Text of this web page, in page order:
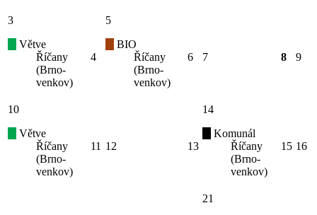
3
Větve
Říčany
(Brno-
venkov)
4
5
BIO
Říčany
(Brno-
venkov)
6 7 8 9
10
Větve
Říčany
(Brno-
venkov)
11 12 13
14
Komunál
Říčany
(Brno-
venkov)
15 16
21